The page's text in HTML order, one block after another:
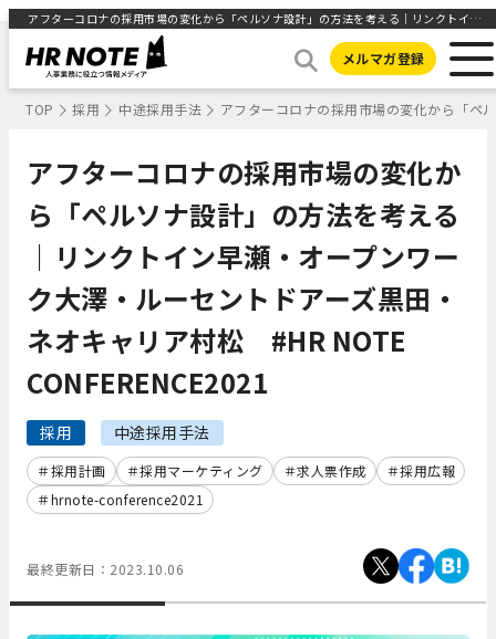
アフターコロナの採用市場の変化から「ペルソナ設計」の方法を考える｜リンクトイン早瀬・オープンワーク大澤・ルーセントドアーズ黒田・ネオキャリア村松 #HR NOTE CONFERENCE2021 ｜HR NOTE
メルマガ登録
TOP 採用 中途採用手法 アフターコロナの採用市場の変化から「ペ
アフターコロナの採用市場の変化か
ら「ペルソナ設計」の方法を考える
｜リンクトイン早瀬・オープンワー
ク大澤・ルーセントドアーズ黒田・
ネオキャリア村松 #HR NOTE
CONFERENCE2021
採用 中途採用手法
採用計画 採用マーケティング 求人票作成
採用広報
hrnote-conference2021
最終更新日： 2023.10.06